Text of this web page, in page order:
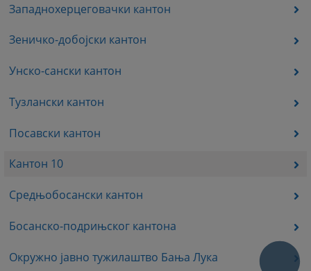
Западнохерцеговачки кантон
Зеничко-добојски кантон
Унско-сански кантон
Тузлански кантон
Посавски кантон
Кантон 10
Средњобосански кантон
Босанско-подрињског кантона
Окружно јавно тужилаштво Бања Лука